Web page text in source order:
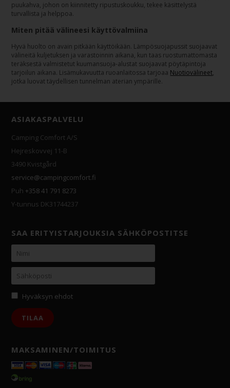
puukahva, johon on kiinnitetty ripustuskoukku, tekee käsittelystä
turvallista ja helppoa.
Miten pitää välineesi käyttövalmiina
Hyvä huolto on avain pitkään käyttöikään. Lämpösuojapussit suojaavat
välineitä kuljetuksen ja varastoinnin aikana, kun taas ruostumattomasta
teräksestä valmistetut kuumansuoja-alustat suojaavat pöytäpintoja
tarjoilun aikana. Lisämukavuutta ruoanlaitossa tarjoaa Nuotiovälineet,
jotka luovat täydellisen tunnelman aterian ympärille.
ASIAKASPALVELU
Camping Comfort A/S
Hejreskovvej 11-B
3490 Kvistgård
service@campingcomfort.fi
Puh+358 41 791 8273
Y-tunnus DK31744237
SAA ERITYISTARJOUKSIA SÄHKÖPOSTITSE
Hyväksyn ehdot
MAKSAMINEN/TOIMITUS